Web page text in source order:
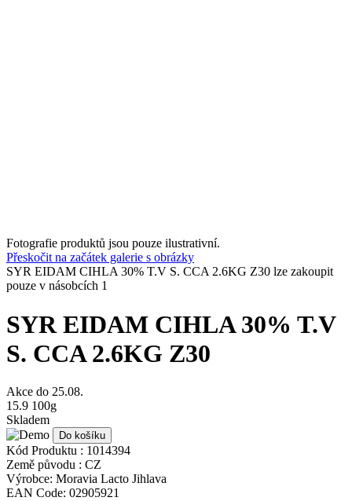
Fotografie produktů jsou pouze ilustrativní.
Přeskočit na začátek galerie s obrázky
SYR EIDAM CIHLA 30% T.V S. CCA 2.6KG Z30 lze zakoupit
pouze v násobcích 1
SYR EIDAM CIHLA 30% T.V
S. CCA 2.6KG Z30
Akce do 25.08.
15.9 100g
Skladem
Do košíku
Kód Produktu : 1014394
Země původu : CZ
Výrobce: Moravia Lacto Jihlava
EAN Code: 02905921